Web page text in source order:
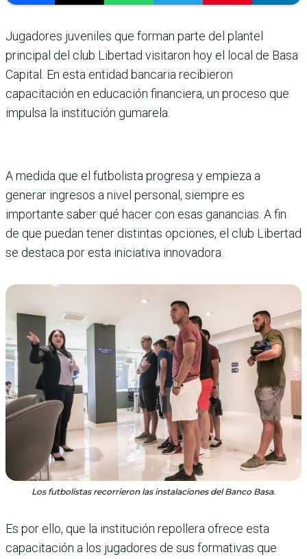
Jugadores juveniles que forman parte del plantel
principal del club Libertad visitaron hoy el local de Basa
Capital. En esta entidad bancaria recibieron
capacitación en educación financiera, un proceso que
impulsa la institución gumarela.
A medida que el futbolista progresa y empieza a
generar ingresos a nivel personal, siempre es
importante saber qué hacer con esas ganancias. A fin
de que puedan tener distintas opciones, el club Libertad
se destaca por esta iniciativa innovadora.
Los futbolistas recorrieron las instalaciones del Banco Basa.
Es por ello, que la institución repollera ofrece esta
capacitación a los jugadores de sus formativas que